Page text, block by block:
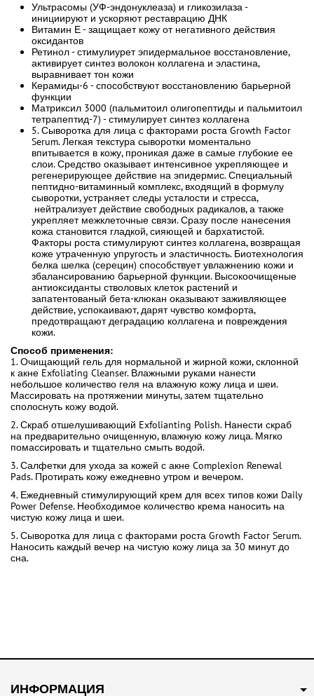
Ультрасомы (УФ-эндонуклеаза) и гликозилаза -
инициируют и ускоряют реставрацию ДНК
Витамин Е - защищает кожу от негативного действия
оксидантов
Ретинол - стимулиурет эпидермальное восстановление,
активирует синтез волокон коллагена и эластина,
выравнивает тон кожи
Керамиды-6 - способствуют восстановлению барьерной
функции
Матриксил 3000 (пальмитоил олигопептиды и пальмитоил
тетрапептид-7) - стимулирует синтез коллагена
5. Сыворотка для лица с факторами роста Growth Factor
Serum. Легкая текстура сыворотки моментально
впитывается в кожу, проникая даже в самые глубокие ее
слои. Средство оказывает интенсивное укрепляющее и
регенерирующее действие на эпидермис. Специальный
пептидно-витаминный комплекс, входящий в формулу
сыворотки, устраняет следы усталости и стресса,
нейтрализует действие свободных радикалов, а также
укрепляет межклеточные связи. Сразу после нанесения
кожа становится гладкой, сияющей и бархатистой.
Факторы роста стимулируют синтез коллагена, возвращая
коже утраченную упругость и эластичность. Биотехнология
белка шелка (серецин) способствует увлажнению кожи и
збалансированию барьерной функции. Высокоочищеные
антиоксиданты стволовых клеток растений и
запатентованый бета-клюкан оказывают заживляющее
действие, успокаивают, дарят чувство комфорта,
предотвращают деградацию коллагена и повреждения
кожи.
Способ применения:
1. Очищающий гель для нормальной и жирной кожи, склонной
к акне Exfoliating Cleanser. Влажными руками нанести
небольшое количество геля на влажную кожу лица и шеи.
Массировать на протяжении минуты, затем тщательно
сполоснуть кожу водой.
2. Скраб отшелушивающий Exfolianting Polish. Нанести скраб
на предварительно очищенную, влажную кожу лица. Мягко
помассировать и тщательно смыть водой.
3. Салфетки для ухода за кожей с акне Complexion Renewal
Pads. Протирать кожу ежедневно утром и вечером.
4. Ежедневный стимулирующий крем для всех типов кожи Daily
Power Defense. Необходимое количество крема наносить на
чистую кожу лица и шеи.
5. Сыворотка для лица с факторами роста Growth Factor Serum.
Наносить каждый вечер на чистую кожу лица за 30 минут до
сна.
ИНФОРМАЦИЯ